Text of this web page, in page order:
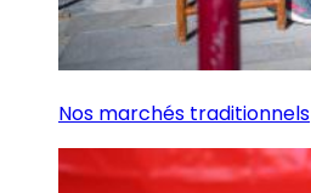
Nos marchés traditionnels